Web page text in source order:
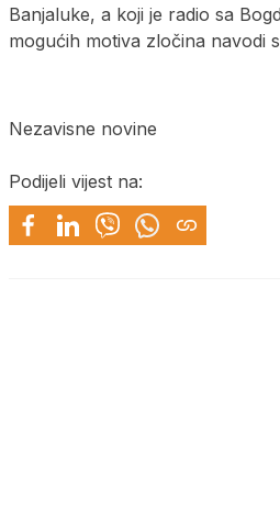
Banjaluke, a koji je radio sa
mogućih motiva zločina navodi
Nezavisne novine
Podijeli vijest na: